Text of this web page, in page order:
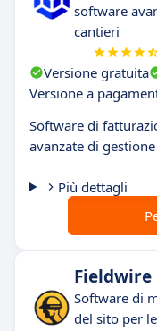
software
cantieri
Versione gratuita
Versione a
Software di
avanzate di
Più dettagli
Software di
del sito per